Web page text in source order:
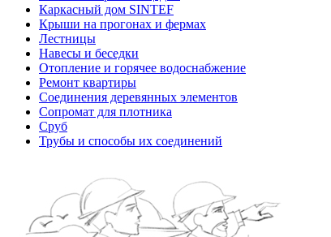
Каркасный дом SINTEF
Крыши на прогонах и фермах
Лестницы
Навесы и беседки
Отопление и горячее водоснабжение
Ремонт квартиры
Соединения деревянных элементов
Сопромат для плотника
Сруб
Трубы и способы их соединений